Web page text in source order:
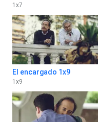
1 x7
El encargado 1x9
1 x9